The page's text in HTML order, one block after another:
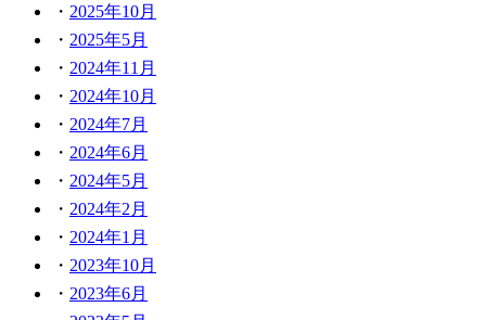
2025年10月
2025年5月
2024年11月
2024年10月
2024年7月
2024年6月
2024年5月
2024年2月
2024年1月
2023年10月
2023年6月